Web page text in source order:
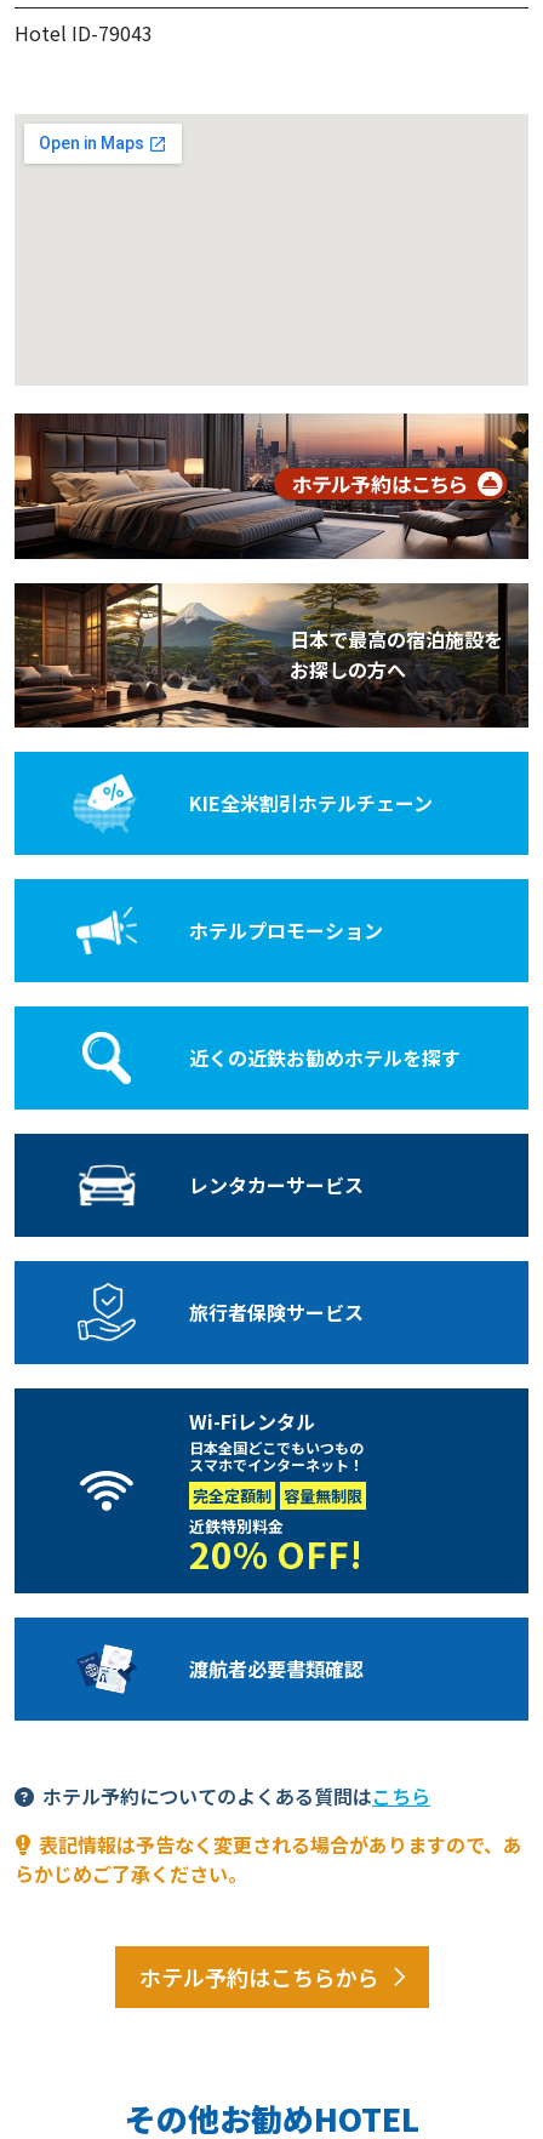
Hotel ID-79043
日本で最高の宿泊施設を
お探しの方へ
KIE全米割引ホテルチェーン
ホテルプロモーション
近くの近鉄お勧めホテルを探す
レンタカーサービス
旅行者保険サービス
Wi-Fiレンタル
日本全国どこでもいつもの
スマホでインターネット！
完全定額制 容量無制限
近鉄特別料金
20% OFF!
渡航者必要書類確認
ホテル予約についてのよくある質問はこちら
表記情報は予告なく変更される場合がありますので、あ
らかじめご了承ください。
ホテル予約はこちらから
その他お勧めHOTEL